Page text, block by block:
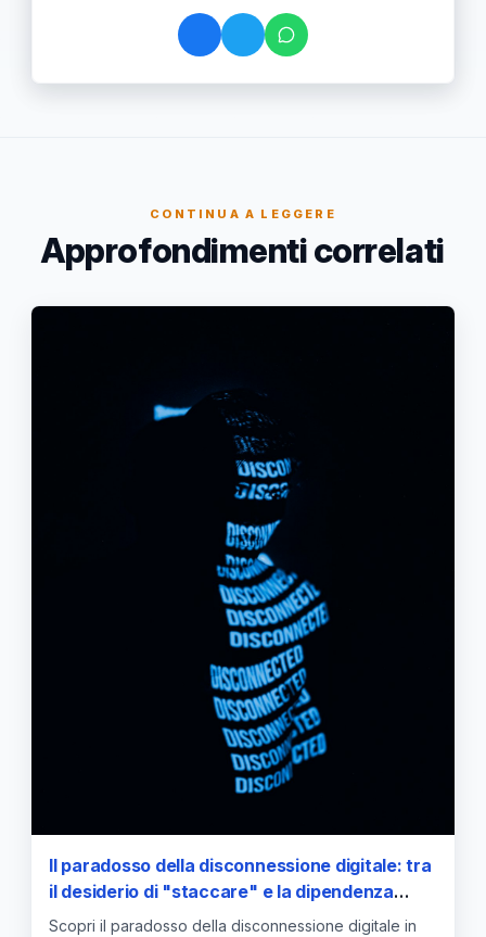
CONTINUA A LEGGERE
Approfondimenti correlati
Il paradosso della disconnessione digitale: tra
il desiderio di "staccare" e la dipendenza
tecnologica dei giovani
Scopri il paradosso della disconnessione digitale in